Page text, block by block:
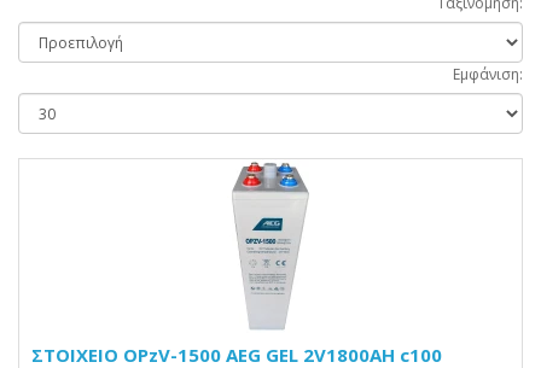
Εμφάνιση:
ΣΤΟΙΧΕΙΟ OPzV-1500 AEG GEL 2V1800AH c100